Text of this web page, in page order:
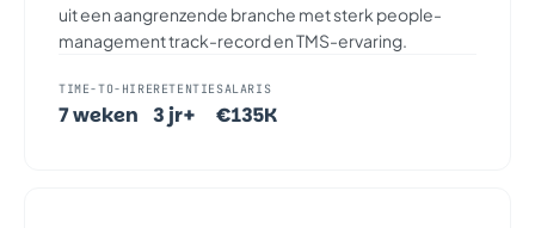
uit een aangrenzende branche met sterk people-
management track-record en TMS-ervaring.
TIME-TO-HIRE
7 weken
RETENTIE
3 jr+
SALARIS
€135K